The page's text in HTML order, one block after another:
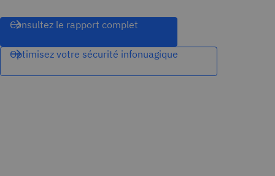
Consultez le rapport complet
Optimisez votre sécurité infonuagique